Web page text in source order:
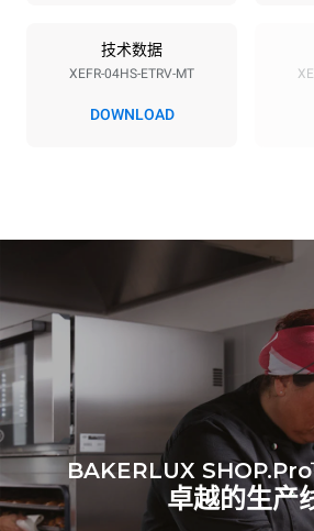
*电力能耗（kwh）和
通过选
生产的
技术数据
XEFR-04HS-ETRV-MT
DOWNLOAD
BAKERLUX
卓越的生产